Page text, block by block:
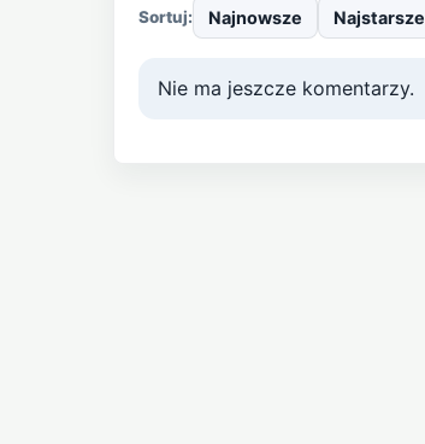
Sortuj: Najnowsze Najstarsze
Nie ma jeszcze komentarzy.